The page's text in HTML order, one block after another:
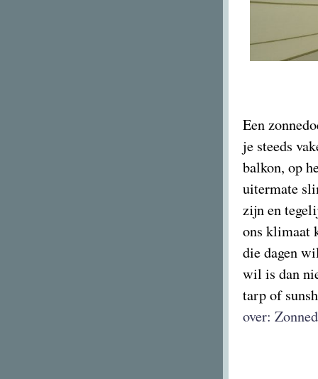
Een
je steeds
balkon, op
uitermate
zijn en
ons klimaat
die dagen
wil is dan
tarp of
over: